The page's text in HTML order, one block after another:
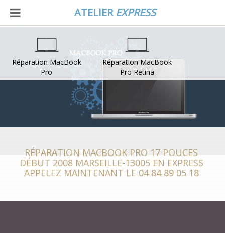
ATELIER EXPRESS
Réparation MacBook
Pro
Réparation MacBook
Pro Retina
RÉPARATION MACBOOK PRO 17 POUCES
DÉBUT 2008 MARSEILLE-13005 EN EXPRESS
APPELEZ MAINTENANT LE 04 84 89 05 18